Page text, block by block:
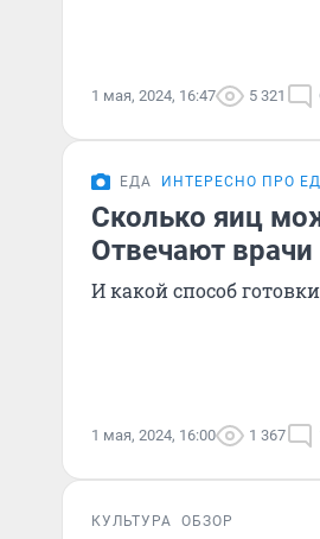
1 мая, 2024, 16:47 5 321
ЕДА ИНТЕРЕСНО ПРО
Сколько яиц
Отвечают врачи
И какой способ
1 мая, 2024, 16:00 1 367
КУЛЬТУРА ОБЗОР